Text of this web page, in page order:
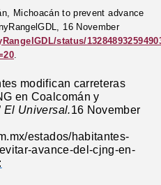
Michoacán to prevent advance
16 November
status/
modifican carreteras
en Coalcomán y
El Universal.16 November
estados/habitantes-
avance-del-cjng-en-
: